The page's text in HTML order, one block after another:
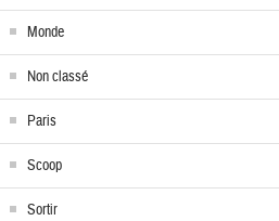
Monde
Non classé
Paris
Scoop
Sortir